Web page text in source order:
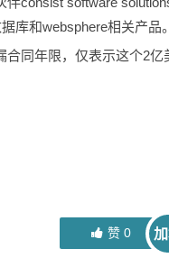
库和websphere相关产品。
合同年限，仅表示这个2
赞0